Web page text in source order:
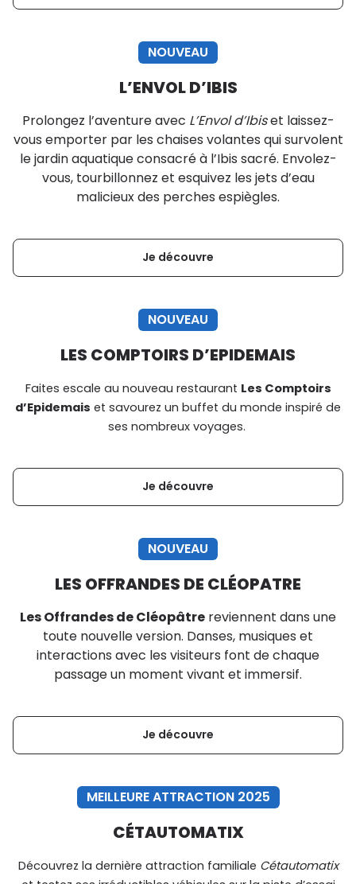
NOUVEAU
L’ENVOL D’IBIS
Prolongez l’aventure avec L’Envol d’Ibiset laissez-
vous emporter par les chaises volantes qui survolent
le jardin aquatique consacré à l’Ibis sacré. Envolez-
vous, tourbillonnez et esquivez les jets d’eau
malicieux des perches espiègles.
Je découvre
NOUVEAU
LES COMPTOIRS D’EPIDEMAIS
Faites escale au nouveau restaurant Les Comptoirs
d’Epidemais et savourez un buffet du monde inspiré de
ses nombreux voyages.
Je découvre
NOUVEAU
LES OFFRANDES DE CLÉOPATRE
Les Offrandes de Cléopâtre reviennent dans une
toute nouvelle version. Danses, musiques et
interactions avec les visiteurs font de chaque
passage un moment vivant et immersif.
Je découvre
MEILLEURE ATTRACTION 2025
CÉTAUTOMATIX
Découvrez la dernière attraction familiale Cétautomatix